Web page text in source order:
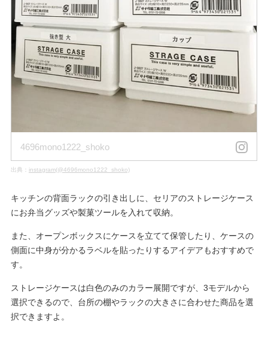
4696mono1222_shoko
出典： instagram(@4696mono1222_shoko)
キッチンの背面ラックの引き出しに、セリアのストレージケース
にお弁当グッズや製菓ツールを入れて収納。
また、オープンボックスにケースを立てて保管したり、ケースの
側面に中身が分かるラベルを貼ったりするアイデアもおすすめで
す。
ストレージケースは白色のみのカラー展開ですが、3モデルから
選択できるので、台所の棚やラックの大きさに合わせた商品を選
択できますよ。